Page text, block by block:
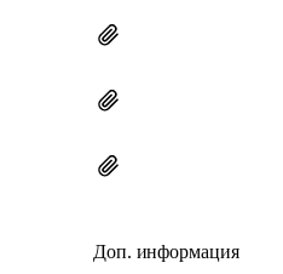
Доп. информация